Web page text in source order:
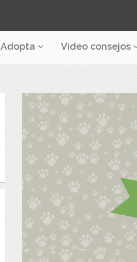
Adopta Video consejos